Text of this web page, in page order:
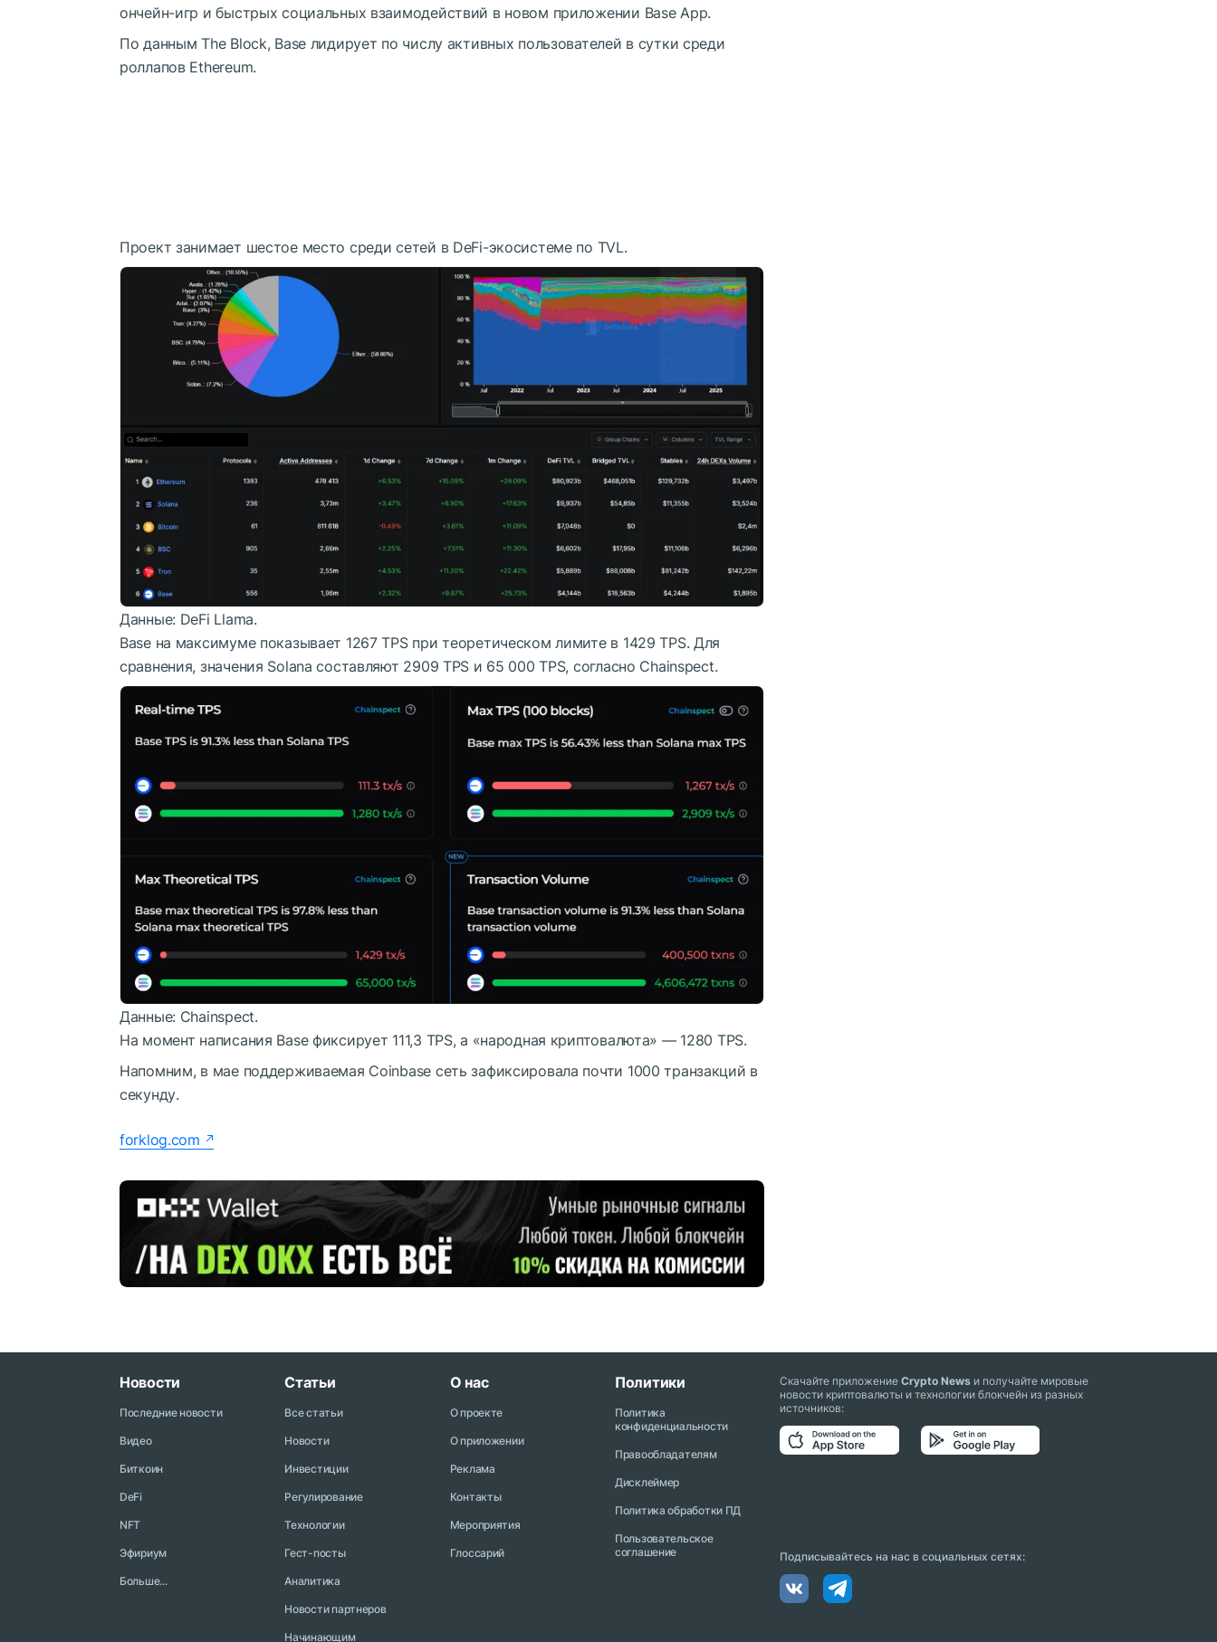
ончейн-игр и быстрых социальных взаимодействий в новом приложении Base App.
По данным The Block, Base лидирует по числу активных пользователей в сутки среди
роллапов Ethereum.
Проект занимает шестое место среди сетей в DeFi-экосистеме по TVL.
Данные: DeFi Llama.
Base на максимуме показывает 1267TPSпри теоретическом лимите в 1429 TPS. Для
сравнения, значения Solana составляют 2909 TPS и 65 000 TPS, согласно Chainspect.
Данные: Chainspect.
На момент написания Base фиксирует 111,3 TPS, а «народная криптовалюта» — 1280 TPS.
Напомним, в мае поддерживаемая Coinbase сеть зафиксировала почти 1000 транзакций в
секунду.
forklog.com
Новости
Последние новости
Видео
Биткоин
DeFi
NFT
Эфириум
Больше...
Статьи
Все статьи
Новости
Инвестиции
Регулирование
Технологии
Гест-посты
Аналитика
Новости партнеров
Начинающим
О нас
О проекте
О приложении
Реклама
Контакты
Мероприятия
Глоссарий
Политики
Политика
конфиденциальности
Правообладателям
Дисклеймер
Политика обработки ПД
Пользовательское
соглашение
Скачайте приложениеCrypto News и получайте мировые
новости криптовалюты и технологии блокчейн из разных
источников:
Подписывайтесь на нас в социальных сетях: